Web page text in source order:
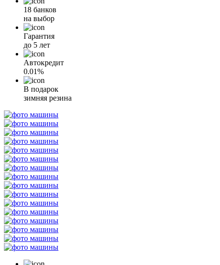
18 банков
на выбор
Гарантия
до 5 лет
Автокредит
0.01%
В подарок
зимняя резина